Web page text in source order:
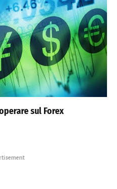
sul Forex